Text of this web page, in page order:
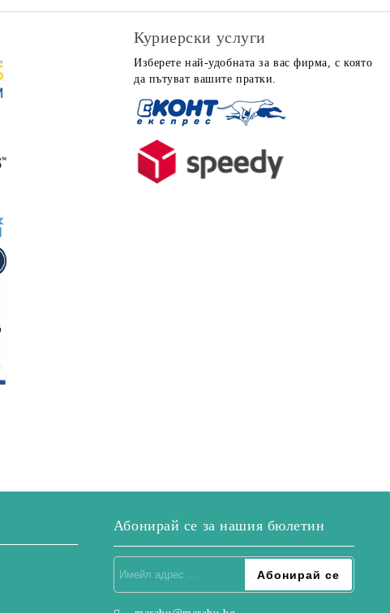
Куриерски услуги
Изберете най-удобната за вас фирма, с която
да пътуват вашите пратки.
Абонирай се за нашия бюлетин